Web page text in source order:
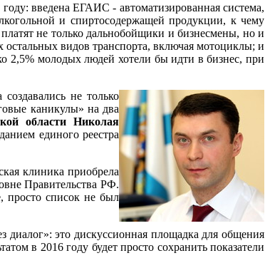
введена ЕГАИС - автоматизированная система,
и спиртосодержащей продукции, к чему
не только дальнобойщики и бизнесмены, но и
остальных видов транспорта, включая мотоциклы; и
2,5% молодых людей хотели бы идти в бизнес, при
не только
каникулы» на два
области Николая
единого реестра
клиника приобрела
Правительства РФ.
просто список не был
диалог»: это дискуссионная площадка для общения
в 2016 году будет просто сохранить показатели